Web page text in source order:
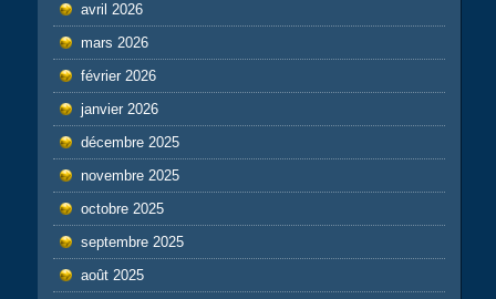
avril 2026
mars 2026
février 2026
janvier 2026
décembre 2025
novembre 2025
octobre 2025
septembre 2025
août 2025